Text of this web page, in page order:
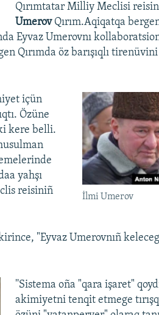
Qırımtatar Milliy Meclisi
Umerov Qırım.Aqiqatqa
Eyvaz Umerovnı
Qırımda öz barışıqlı
İlmi Umerov
içün
Özüne
kere belli.
yahşı
reisiniñ
"Eyvaz Umerovnıñ
''Sistema oña "qara işaret"
akimiyetni tenqit etmege